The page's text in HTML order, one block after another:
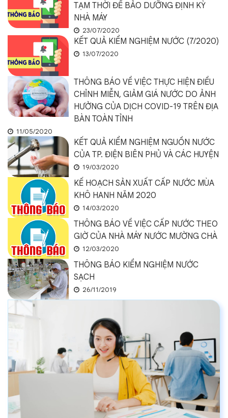
TẠM THỜI ĐỂ BẢO DƯỠNG ĐỊNH KỲ
NHÀ MÁY
23/07/2020
KẾT QUẢ KIỂM NGHIỆM NƯỚC (7/2020)
13/07/2020
THÔNG BÁO VỀ VIỆC THỰC HIỆN ĐIỀU
CHỈNH MIỄN, GIẢM GIÁ NƯỚC DO ẢNH
HƯỞNG CỦA DỊCH COVID-19 TRÊN ĐỊA
BÀN TOÀN TỈNH
11/05/2020
KẾT QUẢ KIỂM NGHIỆM NGUỒN NƯỚC
CỦA TP. ĐIỆN BIÊN PHỦ VÀ CÁC HUYỆN
19/03/2020
KẾ HOẠCH SẢN XUẤT CẤP NƯỚC MÙA
KHÔ HANH NĂM 2020
14/03/2020
THÔNG BÁO VỀ VIỆC CẤP NƯỚC THEO
GIỜ CỦA NHÀ MÁY NƯỚC MƯỜNG CHÀ
12/03/2020
THÔNG BÁO KIỂM NGHIỆM NƯỚC
SẠCH
26/11/2019